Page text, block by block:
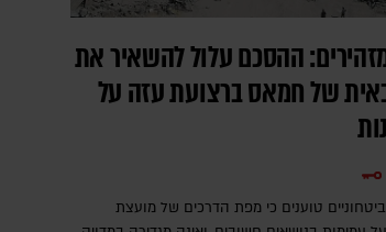
ההסכם עלול להשאיר את
של חמאס ברצועת עזה על
וביטחוניים טוענים כי מפת הדרכים של מועצת